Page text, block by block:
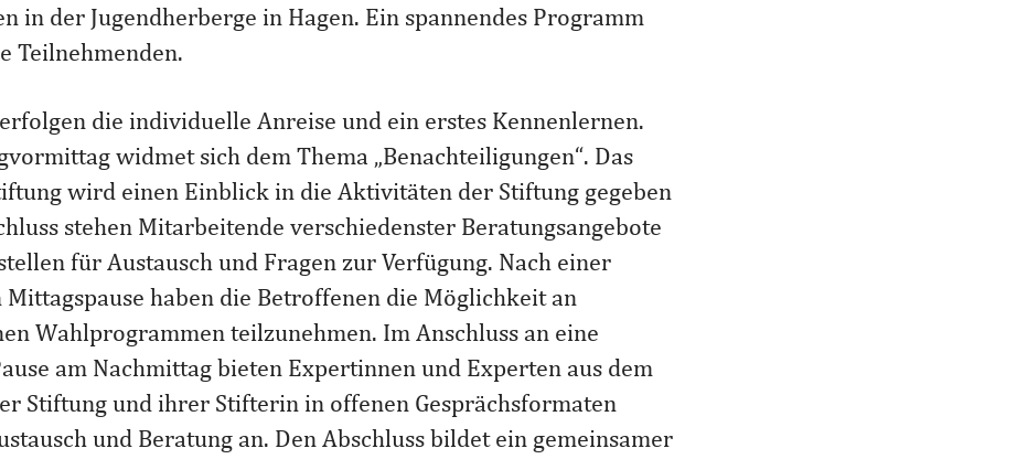
in der Jugendherberge in Hagen. Ein spannendes Programm
Teilnehmenden.
die individuelle Anreise und ein erstes Kennenlernen.
widmet sich dem Thema „Benachteiligungen“. Das
wird einen Einblick in die Aktivitäten der Stiftung gegeben
stehen Mitarbeitende verschiedenster Beratungsangebote
für Austausch und Fragen zur Verfügung. Nach einer
Mittagspause haben die Betroffenen die Möglichkeit an
Wahlprogrammen teilzunehmen. Im Anschluss an eine
am Nachmittag bieten Expertinnen und Experten aus dem
Stiftung und ihrer Stifterin in offenen Gesprächsformaten
und Beratung an. Den Abschluss bildet ein gemeinsamer